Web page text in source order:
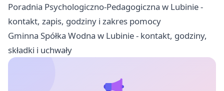
Poradnia Psychologiczno-Pedagogiczna w Lubinie -
kontakt, zapis, godziny i zakres pomocy
Gminna Spółka Wodna w Lubinie - kontakt, godziny,
składki i uchwały